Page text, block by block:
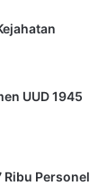
UUD 1945
Personel